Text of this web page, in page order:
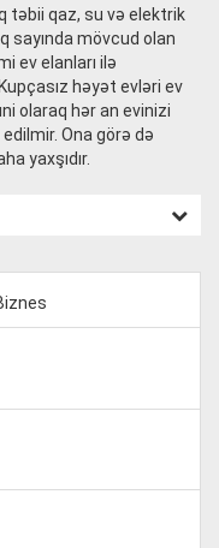
təbii qaz, su və elektrik
sayında mövcud olan
ev elanları ilə
həyət evləri ev
olaraq hər an evinizi
Ona görə də
yaxşıdır.